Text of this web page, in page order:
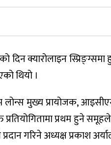
दिन क्यारोलाइन
थियो ।
लोन्स मुख्य प्रायोजक,
प्रतियोगितामा प्रथम हुने
गरिने अध्यक्ष प्रकाश